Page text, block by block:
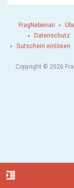
format_indent_increase
FragNebenan
Datenschutz
Gutschein einlösen
Copyright © 2026